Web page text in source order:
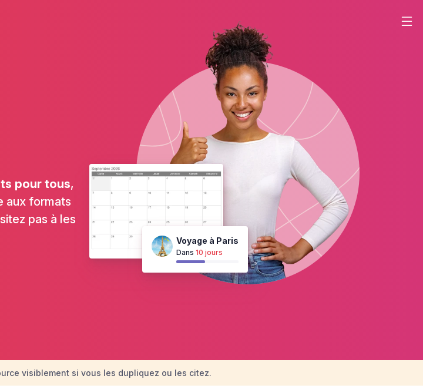
pour tous,
aux formats
pas à les
Voyage à Paris
Dans 10 jours
visiblement si vous les dupliquez ou les citez.